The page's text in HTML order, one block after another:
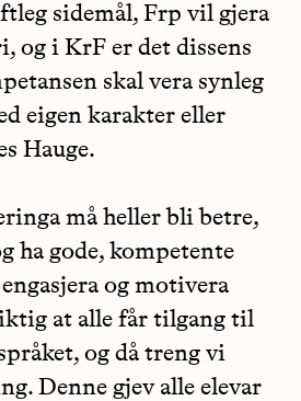
sidemål, Frp vil gjera
og i KrF er det dissens
skal vera synleg
eigen karakter eller
Hauge.
må heller bli betre,
ha gode, kompetente
og motivera
at alle får tilgang til
og då treng vi
Denne gjev alle elevar